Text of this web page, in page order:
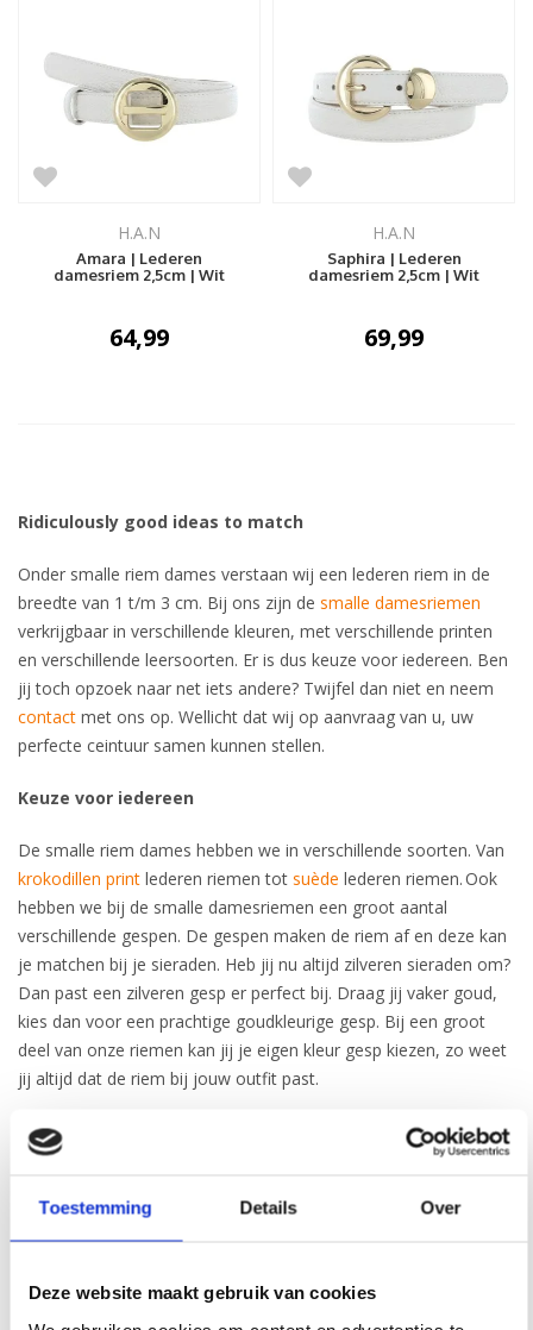
Toestemming Details Over
Deze website maakt gebruik van cookies
H.A.N
Amara | Lederen
damesriem 2,5cm | Wit
64,99
H.A.N
Saphira | Lederen
damesriem 2,5cm | Wit
69,99
Ridiculously good ideas to match
Onder smalle riem dames verstaan wij een lederen riem in de
breedte van 1 t/m 3 cm. Bij ons zijn de smalle damesriemen
verkrijgbaar in verschillende kleuren, met verschillende printen
en verschillende leersoorten. Er is dus keuze voor iedereen. Ben
jij toch opzoek naar net iets andere? Twijfel dan niet en neem
contact met ons op. Wellicht dat wij op aanvraag van u, uw
perfecte ceintuur samen kunnen stellen.
Keuze voor iedereen
De smalle riem dames hebben we in verschillende soorten. Van
krokodillen print lederen riemen tot suède lederen riemen. Ook
hebben we bij de smalle damesriemen een groot aantal
verschillende gespen. De gespen maken de riem af en deze kan
je matchen bij je sieraden. Heb jij nu altijd zilveren sieraden om?
Dan past een zilveren gesp er perfect bij. Draag jij vaker goud,
kies dan voor een prachtige goudkleurige gesp. Bij een groot
deel van onze riemen kan jij je eigen kleur gesp kiezen, zo weet
jij altijd dat de riem bij jouw outfit past.
De gesp maakt een riem helemaal af. Wij hebben dan ook een
groot aanbod aan verschillende gespen. We hebben ceinturen
met een ijzeren passend, mooi bijpassend bij de gesp. Hiernaast
hebben we zelfs een gespvrije riem in het assortiment. Perfect
jurkje maar deze niet wilt benadrukken.